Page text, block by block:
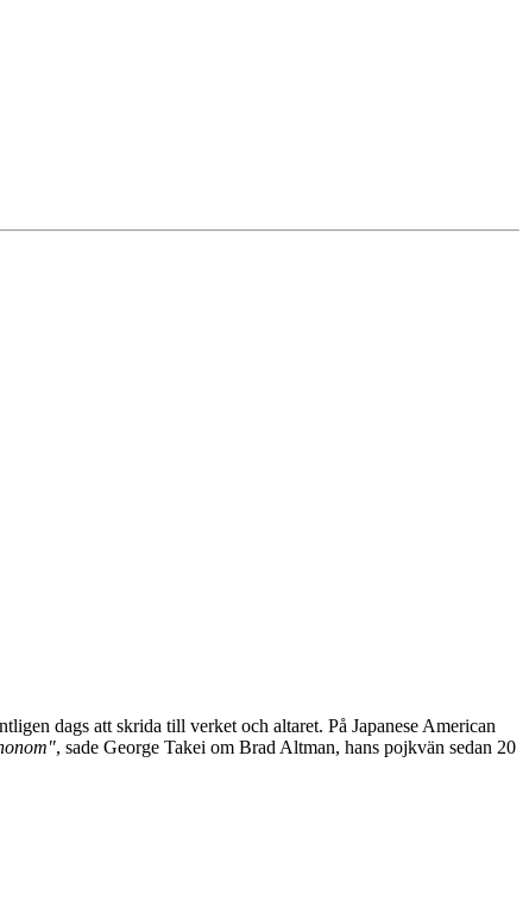
dags att skrida till verket och altaret. På Japanese American
, sade George Takei om Brad Altman, hans pojkvän sedan 20